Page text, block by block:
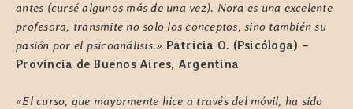
antes (cursé algunos más de una vez). Nora es una excelente
profesora, transmite no solo los conceptos, sino también su
pasión por el psicoanálisis.» Patricia O. (Psicóloga) –
Provincia de Buenos Aires, Argentina
«El curso, que mayormente hice a través del móvil, ha sido